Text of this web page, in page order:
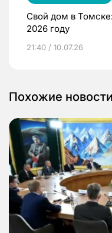
Свой дом в
2026 году
21:40 / 10.07.26
Похожие новости